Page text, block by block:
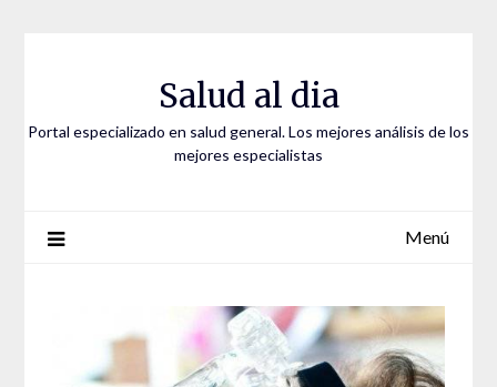
Salud al dia
Portal especializado en salud general. Los mejores análisis de los
mejores especialistas
Menú